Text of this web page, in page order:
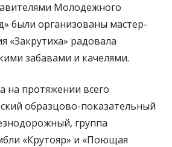
Молодежного
были организованы мастер-
«Закрутиха» радовала
забавами и качелями.
на протяжении всего
образцово-показательный
группа
«Крутояр» и «Поющая